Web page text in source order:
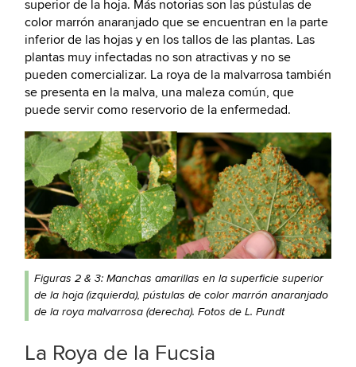
superior de la hoja. Más notorias son las pústulas de
color marrón anaranjado que se encuentran en la parte
inferior de las hojas y en los tallos de las plantas. Las
plantas muy infectadas no son atractivas y no se
pueden comercializar. La roya de la malvarrosa también
se presenta en la malva, una maleza común, que
puede servir como reservorio de la enfermedad.
Figuras 2 & 3: Manchas amarillas en la superficie superior
de la hoja (izquierda), pústulas de color marrón anaranjado
de la roya malvarrosa (derecha). Fotos de L. Pundt
La Roya de la Fucsia